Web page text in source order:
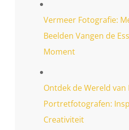
Vermeer Fotografie:
Beelden Vangen de
Moment
Ontdek de Wereld van
Portretfotografen:
Creativiteit